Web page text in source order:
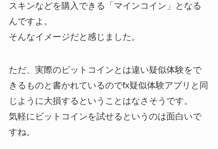
スキンなどを購入できる「マインコイン」となる
んですよ。
そんなイメージだと感じました。
ただ、実際のビットコインとは違い疑似体験をで
きるものと書かれているのでfx疑似体験アプリと同
じように大損するということはなさそうです。
気軽にビットコインを試せるというのは面白いで
すね。